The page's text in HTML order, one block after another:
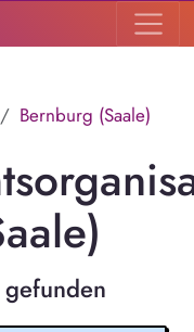
Bernburg (Saale)